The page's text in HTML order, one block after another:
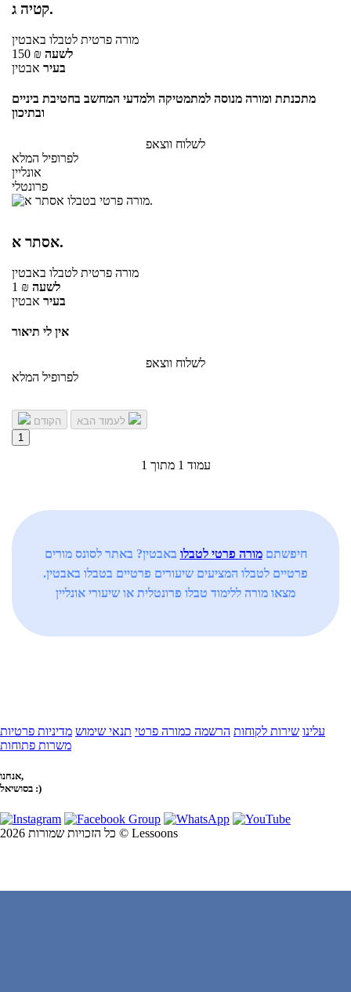
קטיה ג.
מורה פרטית לטבלו באבטין
150 ₪ לשעה
בעיר אבטין
מתכנתת ומורה מנוסה למתמטיקה ולמדעי המחשב בחטיבת ביניים
ובתיכון
לשלוח ווצאפ
לפרופיל המלא
אונליין
פרונטלי
אסתר א.
מורה פרטית לטבלו באבטין
1 ₪ לשעה
בעיר אבטין
אין לי תיאור
לשלוח ווצאפ
לפרופיל המלא
הקודם
1
עמוד 1 מתוך 1
חיפשתםמורה פרטי לטבלו באבטין? באתר לסונס מורים
פרטיים לטבלו המציעים שיעורים פרטיים בטבלו באבטין.
מצאו מורה ללימוד טבלו פרונטלית או שיעורי אונליין
עלינו שירות לקוחות הרשמה כמורה פרטי תנאי שימוש מדיניות פרטיות
משרות פתוחות
אנחנו,
בסושיאל :)
כל הזכויות שמורות 2026 © Lessoons